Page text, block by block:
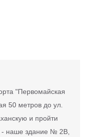
"Первомайская
50 метров до ул.
и пройти
- наше здание № 2В,